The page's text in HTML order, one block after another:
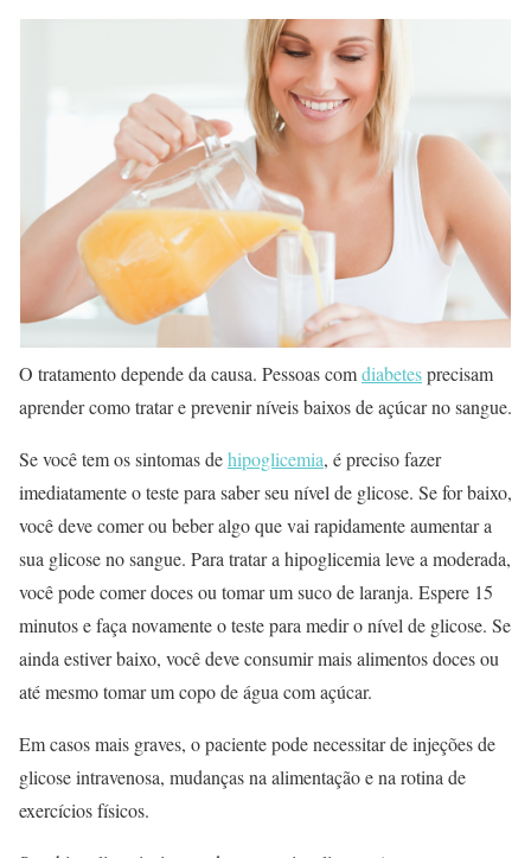
O tratamento depende da causa. Pessoas comdiabetesprecisam
aprender como tratar e prevenir níveis baixos de açúcar no sangue.
Se você tem os sintomas dehipoglicemia, é preciso fazer
imediatamente o teste para saber seu nível de glicose. Se for baixo,
você deve comer ou beber algo que vai rapidamente aumentar a
sua glicose no sangue. Para tratar a hipoglicemia leve a moderada,
você pode comer doces ou tomar um suco de laranja. Espere 15
minutos e faça novamente o teste para medir o nível de glicose. Se
ainda estiver baixo, você deve consumir mais alimentos doces ou
até mesmo tomar um copo de água com açúcar.
Em casos mais graves, o paciente pode necessitar de injeções de
glicose intravenosa, mudanças na alimentação e na rotina de
exercícios físicos.